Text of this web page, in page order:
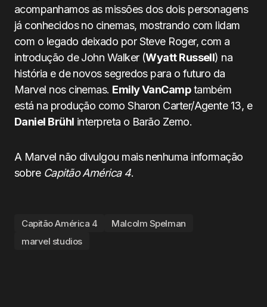
acompanhamos as missões dos dois personagens
já conhecidos no cinemas, mostrando com lidam
com o legado deixado por Steve Roger, com a
introdução de John Walker (Wyatt Russell) na
história e de novos segredos para o futuro da
Marvel nos cinemas. Emily VanCamptambém
está na produção como Sharon Carter/Agente 13, e
Daniel Brühl interpreta o Barão Zemo.
A Marvel não divulgou mais nenhuma informação
sobre Capitão América 4.
Capitão América 4
Malcolm Spelman
marvel studios